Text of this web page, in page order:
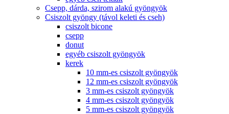
Csepp, dárda, szirom alakú gyöngyök
Csiszolt gyöngy (távol keleti és cseh)
csiszolt bicone
csepp
donut
egyéb csiszolt gyöngyök
kerek
10 mm-es csiszolt gyöngyök
12 mm-es csiszolt gyöngyök
3 mm-es csiszolt gyöngyök
4 mm-es csiszolt gyöngyök
5 mm-es csiszolt gyöngyök